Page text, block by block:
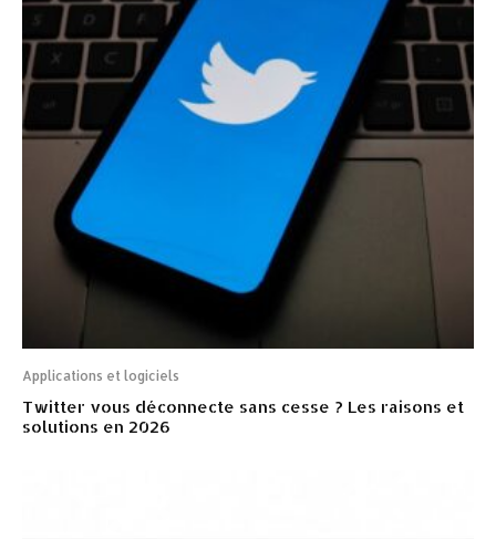
Applications et logiciels
Twitter vous déconnecte sans cesse ? Les raisons et
solutions en 2026